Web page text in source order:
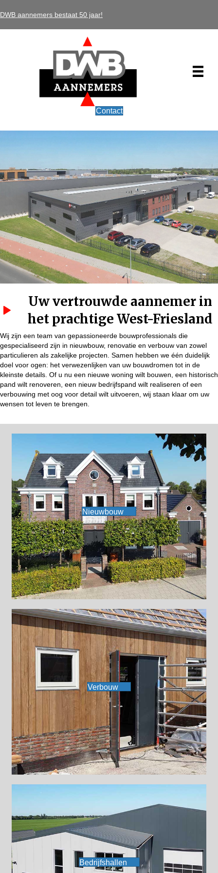
DWB aannemers bestaat 50 jaar!
Contact
Uw vertrouwde aannemer in
het prachtige West-Friesland
Wij zijn een team van gepassioneerde bouwprofessionals die
gespecialiseerd zijn in nieuwbouw, renovatie en verbouw van zowel
particulieren als zakelijke projecten. Samen hebben we één duidelijk
doel voor ogen: het verwezenlijken van uw bouwdromen tot in de
kleinste details. Of u nu een nieuwe woning wilt bouwen, een historisch
pand wilt renoveren, een nieuw bedrijfspand wilt realiseren of een
verbouwing met oog voor detail wilt uitvoeren, wij staan klaar om uw
wensen tot leven te brengen.
Nieuwbouw
Verbouw
Bedrijfshallen